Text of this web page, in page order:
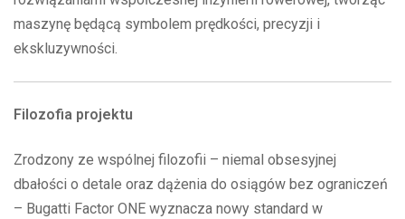
maszynę będącą symbolem prędkości, precyzji i
ekskluzywności.
Filozofia projektu
Zrodzony ze wspólnej filozofii – niemal obsesyjnej
dbałości o detale oraz dążenia do osiągów bez ograniczeń
– Bugatti Factor ONE wyznacza nowy standard w